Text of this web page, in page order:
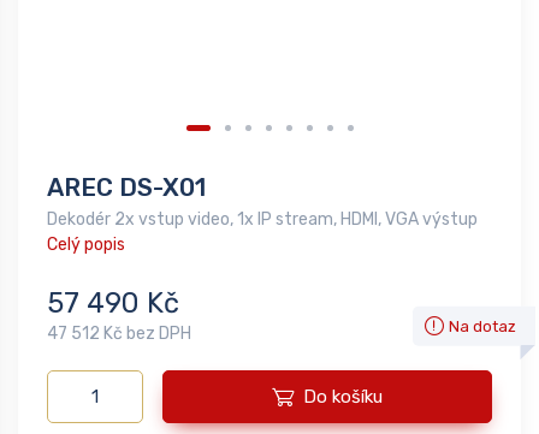
AREC DS-X01
Dekodér 2x vstup video, 1x IP stream, HDMI, VGA výstup
Celý popis
57 490 Kč
47 512 Kč bez DPH Na dotaz
Do košíku